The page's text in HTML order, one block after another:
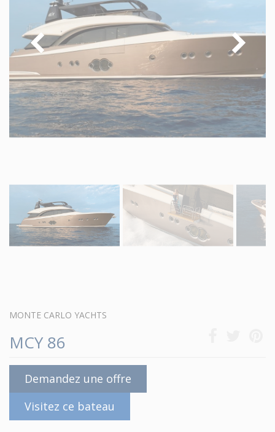
MONTE CARLO YACHTS
MCY 86
Demandez une offre
Visitez ce bateau